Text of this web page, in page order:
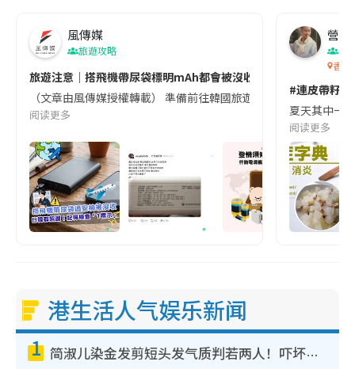
風傳媒
旅遊攻略
旅遊注意｜搭飛機帶尿袋標明mAh都會被沒收😱出發前切記檢查
（文章由風傳媒授權轉載） 準備前往韓國旅遊的民眾，近期要
阅读更多
營養
香港
#連皮帶籽
夏天其中一
阅读更多
港生活人气娱乐新闻
1 简淑儿染金发剪短头发气质判若两人！吓坏老公麦大力都认不出：“你做什么？”